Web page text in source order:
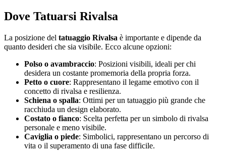
Dove Tatuarsi Rivalsa
La posizione del tatuaggio Rivalsa è importante e dipende da
quanto desideri che sia visibile. Ecco alcune opzioni:
Polso o avambraccio: Posizioni visibili, ideali per chi
desidera un costante promemoria della propria forza.
Petto o cuore: Rappresentano il legame emotivo con il
concetto di rivalsa e resilienza.
Schiena o spalla: Ottimi per un tatuaggio più grande che
racchiuda un design elaborato.
Costato o fianco: Scelta perfetta per un simbolo di rivalsa
personale e meno visibile.
Caviglia o piede: Simbolici, rappresentano un percorso di
vita o il superamento di una fase difficile.